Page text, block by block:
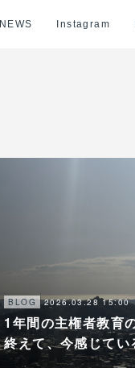
NEWS Instagram
BLOG 2026.03.28 15:00
1年間の主権者教育
終えて、今感じてい